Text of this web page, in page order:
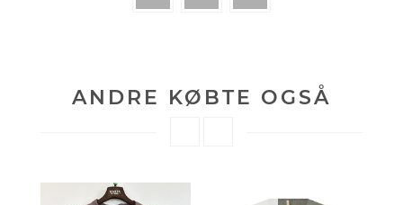
ANDRE KØBTE OGSÅ